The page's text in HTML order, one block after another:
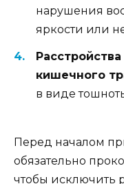
нарушения
яркости или
кишечного
в виде
Перед началом
обязательно
чтобы исключить